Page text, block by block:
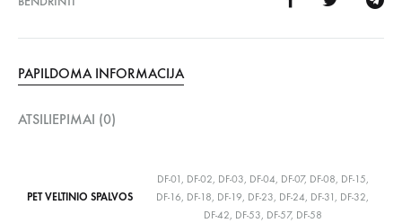
PAPILDOMA INFORMACIJA
ATSILIEPIMAI (0)
PET VELTINIO SPALVOS
DF-01, DF-02, DF-03, DF-04, DF-07, DF-08, DF-15,
DF-16, DF-18, DF-19, DF-23, DF-24, DF-31, DF-32,
DF-42, DF-53, DF-57, DF-58